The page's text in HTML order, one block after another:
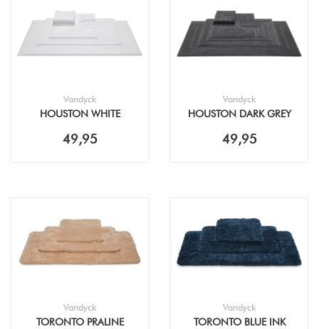
Vandyck
HOUSTON WHITE
49,95
Vandyck
HOUSTON DARK GREY
49,95
Vandyck
TORONTO PRALINE
Vandyck
TORONTO BLUE INK